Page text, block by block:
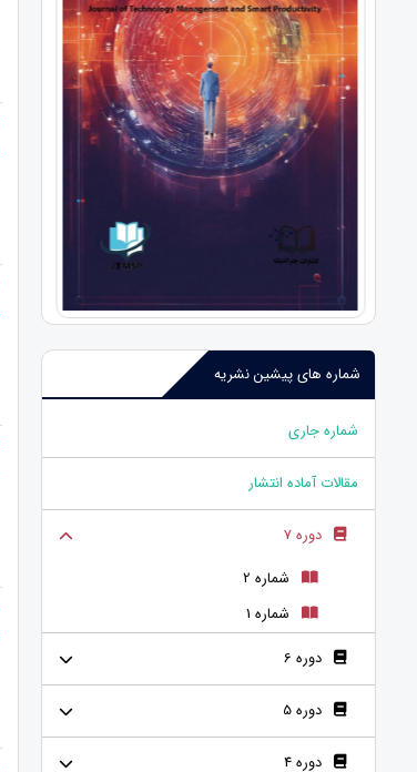
شماره های پیشین نشریه
شماره جاری
مقالات آماده انتشار
دوره 7
شماره 2
شماره 1
دوره 6
دوره 5
دوره 4